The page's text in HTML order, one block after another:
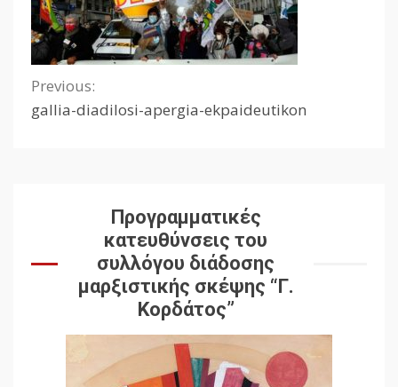
Continue
Previous:
gallia-diadilosi-apergia-ekpaideutikon
Προγραμματικές
κατευθύνσεις του
συλλόγου διάδοσης
μαρξιστικής σκέψης “Γ.
Κορδάτος”